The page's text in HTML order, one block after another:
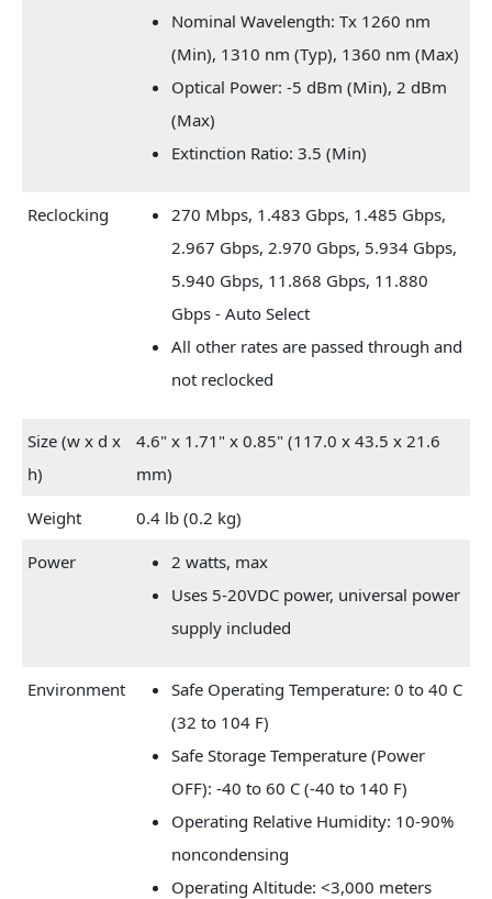
Nominal Wavelength: Tx 1260 nm
(Min), 1310 nm (Typ), 1360 nm (Max)
Optical Power: -5 dBm (Min), 2 dBm
(Max)
Extinction Ratio: 3.5 (Min)
Reclocking
270 Mbps, 1.483 Gbps, 1.485 Gbps,
2.967 Gbps, 2.970 Gbps, 5.934 Gbps,
5.940 Gbps, 11.868 Gbps, 11.880
Gbps - Auto Select
All other rates are passed through and
not reclocked
Size (w x d x
h)
4.6" x 1.71" x 0.85" (117.0 x 43.5 x 21.6
mm)
Weight
0.4 lb (0.2 kg)
Power
2 watts, max
Uses 5-20VDC power, universal power
supply included
Environment
Safe Operating Temperature: 0 to 40 C
(32 to 104 F)
Safe Storage Temperature (Power
OFF): -40 to 60 C (-40 to 140 F)
Operating Relative Humidity: 10-90%
noncondensing
Operating Altitude: <3,000 meters